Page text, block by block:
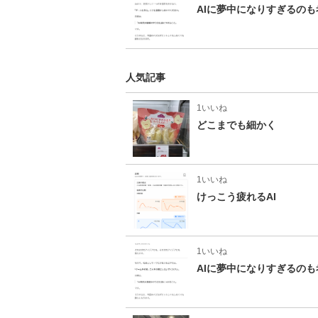
AIに夢中になりすぎるの
人気記事
1いいね
どこまでも細かく
1いいね
けっこう疲れるAI
1いいね
AIに夢中になりすぎるの